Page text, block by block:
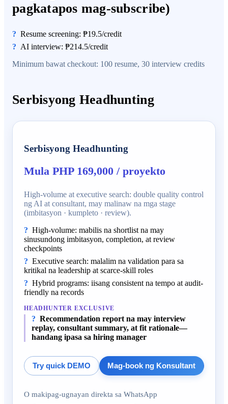
pagkatapos mag-subscribe)
Resume screening: ₱19.5/credit
AI interview: ₱214.5/credit
Minimum bawat checkout: 100 resume, 30 interview credits
Serbisyong Headhunting
Serbisyong Headhunting
Mula PHP 169,000 / proyekto
High-volume at executive search: double quality control
ng AI at consultant, may malinaw na mga stage
(imbitasyon · kumpleto · review).
High-volume: mabilis na shortlist na may
sinusundong imbitasyon, completion, at review
checkpoints
Executive search: malalim na validation para sa
kritikal na leadership at scarce-skill roles
Hybrid programs: iisang consistent na tempo at audit-
friendly na records
HEADHUNTER EXCLUSIVE
Recommendation report na may interview
replay, consultant summary, at fit rationale—
handang ipasa sa hiring manager
Try quick DEMO Mag-book ng Konsultant
O makipag-ugnayan direkta sa WhatsApp